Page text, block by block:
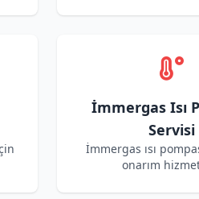
İmmergas Isı
Servisi
İmmergas ısı
onarım